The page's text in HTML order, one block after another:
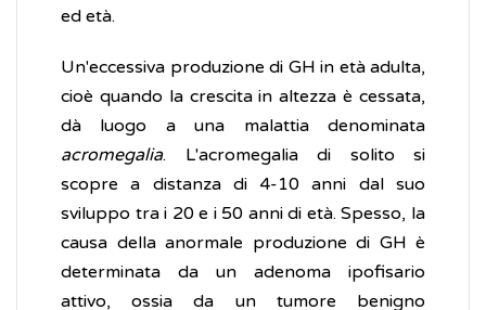
ed età.
Un'eccessiva produzione di GH in età adulta,
cioè quando la crescita in altezza è cessata,
dà luogo a una malattia denominata
acromegalia. L'acromegalia di solito si
scopre a distanza di 4-10 anni dal suo
sviluppo tra i 20 e i 50 anni di età. Spesso, la
causa della anormale produzione di GH è
determinata da un adenoma ipofisario
attivo, ossia da un tumore benigno